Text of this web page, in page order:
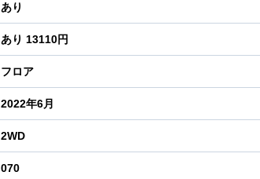
あり
あり 13110円
フロア
2022年6月
2WD
070